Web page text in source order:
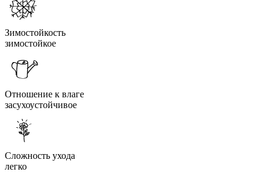
Зимостойкость
зимостойкое
Отношение к влаге
засухоустойчивое
Сложность ухода
легко